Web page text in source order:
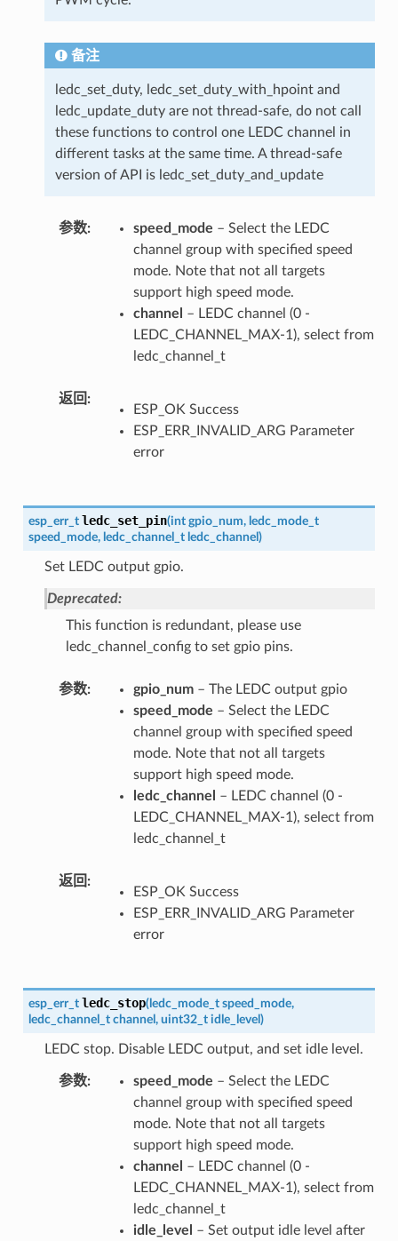
备注
ledc_set_duty, ledc_set_duty_with_hpoint and
ledc_update_duty are not thread-safe, do not call
these functions to control one LEDC channel in
different tasks at the same time. A thread-safe
version of API is ledc_set_duty_and_update
参数 speed_mode – Select the LEDC
channel group with specified speed
mode. Note that not all targets
support high speed mode.
channel
– LEDC channel (0 -
LEDC_CHANNEL_MAX-1), select from
ledc_channel_t
返回
ESP_OK Success
ESP_ERR_INVALID_ARG Parameter
error
esp_err_t ledc_set_pin(int gpio_num, ledc_mode_t
speed_mode, ledc_channel_t ledc_channel )
Set LEDC output gpio.
Deprecated:
This function is redundant, please use
ledc_channel_config to set gpio pins.
参数 gpio_num– The LEDC output gpio
speed_mode – Select the LEDC
channel group with specified speed
mode. Note that not all targets
support high speed mode.
ledc_channel
– LEDC channel (0 -
LEDC_CHANNEL_MAX-1), select from
ledc_channel_t
返回
ESP_OK Success
ESP_ERR_INVALID_ARG Parameter
error
esp_err_t ledc_stop(ledc_mode_t speed_mode,
ledc_channel_t channel , uint32_t idle_level )
LEDC stop. Disable LEDC output, and set idle level.
参数 speed_mode – Select the LEDC
channel group with specified speed
mode. Note that not all targets
support high speed mode.
channel
– LEDC channel (0 -
LEDC_CHANNEL_MAX-1), select from
ledc_channel_t
idle_level
– Set output idle level after